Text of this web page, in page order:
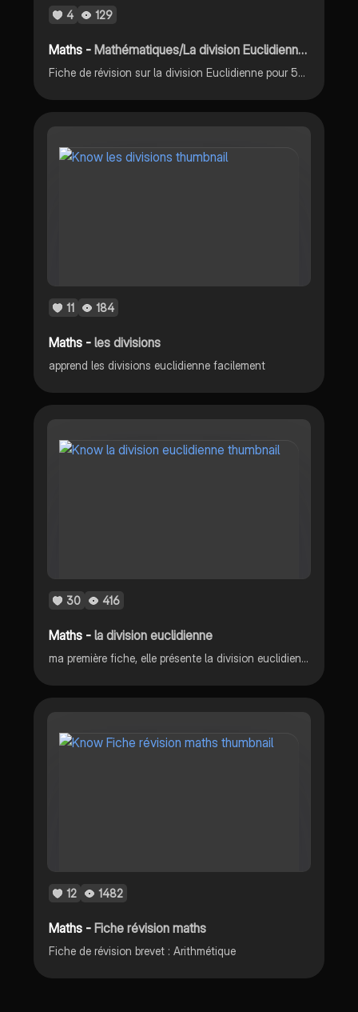
4 129
Maths -Mathématiques/La division Euclidienne-5ème
Fiche de révision sur la division Euclidienne pour 5ème
11 184
Maths -les divisions
apprend les divisions euclidienne facilement
30 416
Maths -la division euclidienne
ma première fiche, elle présente la division euclidienne et comment la calculer :
12 1482
Maths -Fiche révision maths
Fiche de révision brevet : Arithmétique